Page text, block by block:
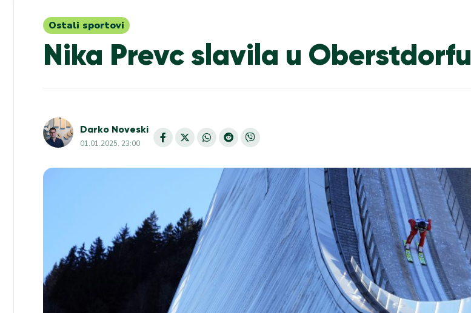
Ostali sportovi
Nika Prevc slavila u Oberstdorfu
Darko Noveski
01.01.2025. 23:00